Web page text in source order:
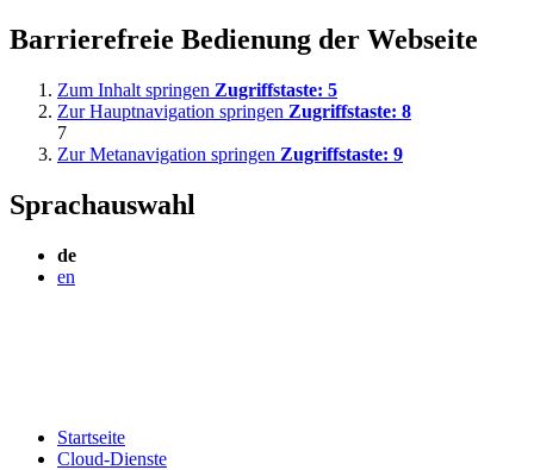
Barrierefreie Bedienung der Webseite
Zum Inhalt springen Zugriffstaste: 5
Zur Hauptnavigation springen Zugriffstaste: 8
7
Zur Metanavigation springen Zugriffstaste: 9
Sprachauswahl
de
en
Startseite
Cloud-Dienste